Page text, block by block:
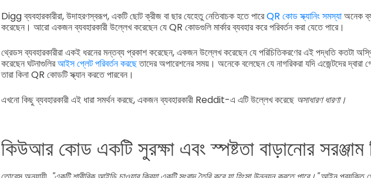
Digg ব্যবহারকারীরা, উদাহরণস্বরূপ, একটি ছোট ক্রীজ বা ছার যেহেতু নেতিবাচক হতে পারেQR কোড স্ক্যানিং সমস্যাঅনেক
করেছেন। আরো একজন ব্যবহারকারী উল্লেখ করেছেন যে QR কোডগুলি মার্কার ব্যবহার করে পরিবর্তন করা যেতে পারে।
থ্রেডস ব্যবহারকারীরা একই ধরনের মন্তব্য প্রকাশ করেছেন, একজন উল্লেখ করেছেন যে পরিচিতিকরণের এই পদ্ধতি কতটা
করেছেন ঘটনাগুলিরআইস প্লেট পরিবর্তন করছেতাদের অপারেশনের সময়। অনেকে বলেছেন যে নাগরিকরা যদি এজেন্টদের দ্বারা
তারা কিনা QR কোডটি স্ক্যান করতে পারবেন।
এখনো কিছু ব্যবহারকারী এই ধারা সমর্থন করছে, একজন ব্যবহারকারী Reddit-এ এটি উল্লেখ করেছে অসাধারণ ধারণা।
কিউআর কোড একটি সুরক্ষা এবং স্পষ্টতা বাড়ানোর সরঞ্জাম